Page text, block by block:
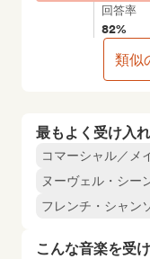
最もよく受け入
コマーシャル／メ
ヌーヴェル・シー
フレンチ・シャン
こんな音楽を受
回答率
82%
類似